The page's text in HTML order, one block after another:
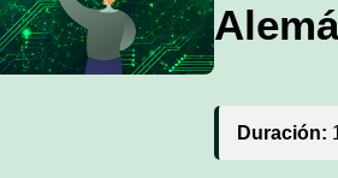
Duración: